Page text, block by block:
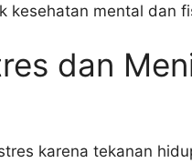
kesehatan mental dan
dan
karena tekanan